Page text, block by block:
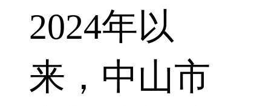
2024年以
来，中山市